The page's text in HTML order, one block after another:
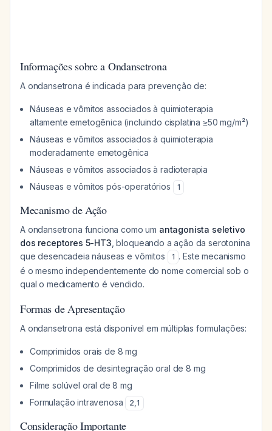
Informações sobre a Ondansetrona
A ondansetrona é indicada para prevenção de:
Náuseas e vômitos associados à quimioterapia
altamente emetogênica (incluindo cisplatina ≥50 mg/m²)
Náuseas e vômitos associados à quimioterapia
moderadamente emetogênica
Náuseas e vômitos associados à radioterapia
Náuseas e vômitos pós-operatórios
1
Mecanismo de Ação
A ondansetrona funciona como um antagonista seletivo
dos receptores 5-HT3 , bloqueando a ação da serotonina
que desencadeia náuseas e vômitos
1 . Este mecanismo
é o mesmo independentemente do nome comercial sob o
qual o medicamento é vendido.
Formas de Apresentação
A ondansetrona está disponível em múltiplas formulações:
Comprimidos orais de 8 mg
Comprimidos de desintegração oral de 8 mg
Filme solúvel oral de 8 mg
Formulação intravenosa
2,1
Consideração Importante